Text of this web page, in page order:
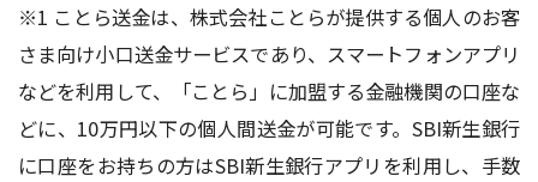
※1 ことら送金は、株式会社ことらが提供する個人のお客
さま向け小口送金サービスであり、スマートフォンアプリ
などを利用して、「ことら」に加盟する金融機関の口座な
どに、10万円以下の個人間送金が可能です。SBI新生銀行
に口座をお持ちの方はSBI新生銀行アプリを利用し、手数